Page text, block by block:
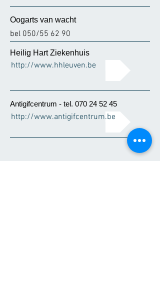
Oogarts van wacht
bel 050/55 62 90
Heilig Hart Ziekenhuis
http://www.hhleuven.be
Antigifcentrum - tel. 070 24 52 45
http://www.antigifcentrum.be